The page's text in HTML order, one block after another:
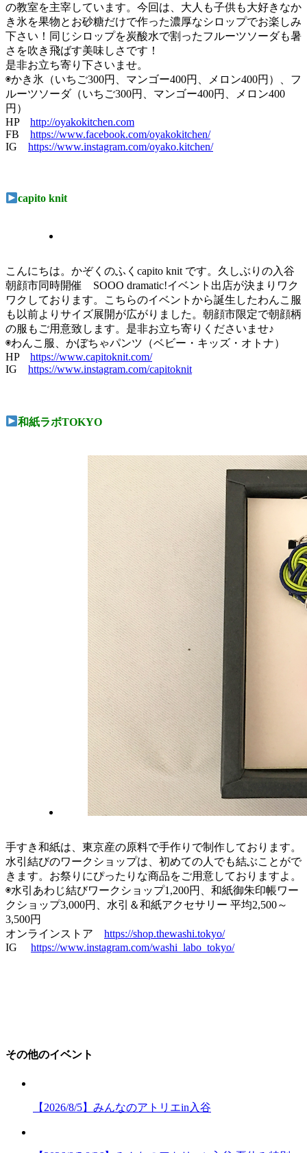
の教室を主宰しています。今回は、大人も子供も大好きなか
き氷を果物とお砂糖だけで作った濃厚なシロップでお楽しみ
下さい！同じシロップを炭酸水で割ったフルーツソーダも暑
さを吹き飛ばす美味しさです！
是非お立ち寄り下さいませ。
◉かき氷（いちご300円、マンゴー400円、メロン400円）、フ
ルーツソーダ（いちご300円、マンゴー400円、メロン400
円）
HP http://oyakokitchen.com
FB https://www.facebook.com/oyakokitchen/
IG https://www.instagram.com/oyako.kitchen/
capito knit
こんにちは。かぞくのふくcapito knit です。久しぶりの入谷
朝顔市同時開催 SOOO dramatic!イベント出店が決まりワク
ワクしております。こちらのイベントから誕生したわんこ服
も以前よりサイズ展開が広がりました。朝顔市限定で朝顔柄
の服もご用意致します。是非お立ち寄りくださいませ♪
◉わんこ服、かぼちゃパンツ（ベビー・キッズ・オトナ）
HP https://www.capitoknit.com/
IG https://www.instagram.com/capitoknit
和紙ラボTOKYO
手すき和紙は、東京産の原料で手作りで制作しております。
水引結びのワークショップは、初めての人でも結ぶことがで
きます。お祭りにぴったりな商品をご用意しておりますよ。
◉水引あわじ結びワークショップ1,200円、和紙御朱印帳ワー
クショップ3,000円、水引＆和紙アクセサリー 平均2,500～
3,500円
オンラインストア https://shop.thewashi.tokyo/
IG https://www.instagram.com/washi_labo_tokyo/
その他のイベント
【2026/8/5】みんなのアトリエin入谷